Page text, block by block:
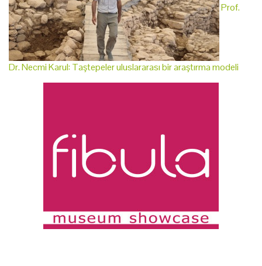
Prof.
Dr. Necmi Karul: Taştepeler uluslararası bir araştırma modeli